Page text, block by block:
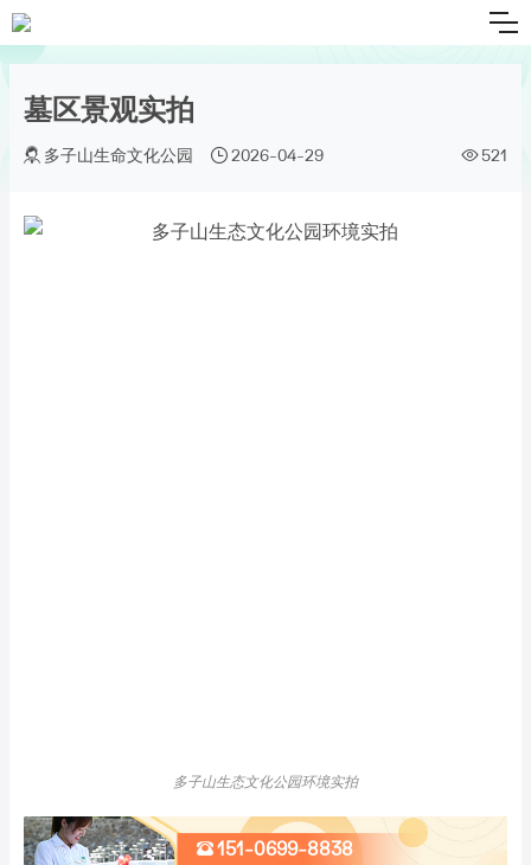
墓区景观实拍
多子山生命文化公园 2026-04-29 521
多子山生态文化公园环境实拍
151-0699-8838